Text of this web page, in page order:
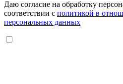
Даю согласие на обработку
соответствии с политикой в
персональных данных